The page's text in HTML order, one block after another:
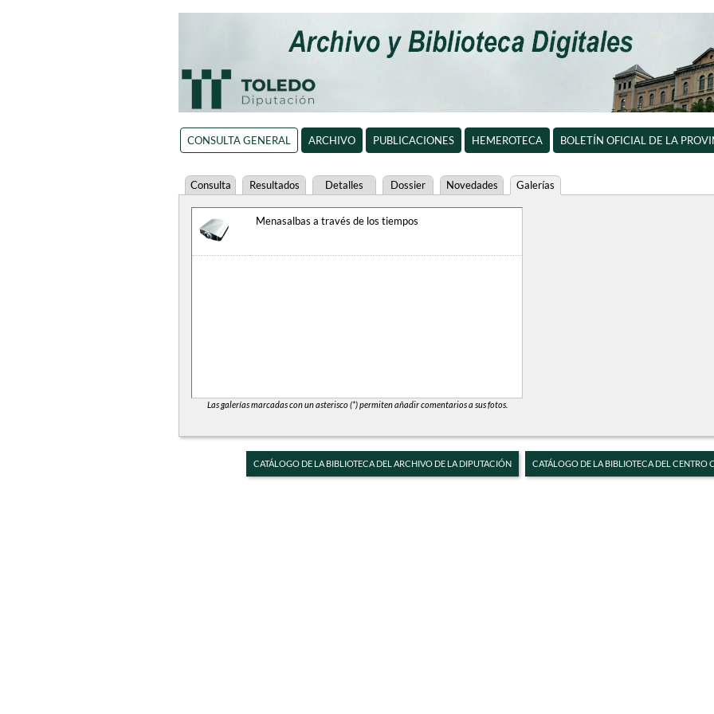
CONSULTA GENERAL ARCHIVO PUBLICACIONES HEMEROTECA BOLETÍN OFICIAL DE LA
Consulta Resultados Detalles Dossier Novedades Galerías
Menasalbas a través de los tiempos
Las galerías marcadas con un asterisco (*) permiten añadir comentarios a sus fotos.
CATÁLOGO DE LA BIBLIOTECA DEL ARCHIVO DE LA DIPUTACIÓN CATÁLOGO DE LA BIBLIOTECA DEL CENTRO